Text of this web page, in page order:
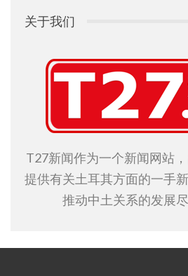
关于我们
T27新闻作为一个新闻网站
提供有关土耳其方面的一手
推动中土关系的发展尽